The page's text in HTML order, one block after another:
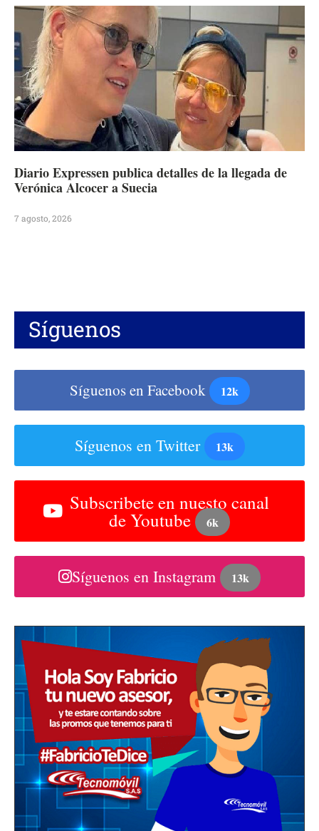
Diario Expressen publica detalles de la llegada de
Verónica Alcocer a Suecia
7 agosto, 2026
Síguenos
Síguenos en Facebook 12k
Síguenos en Twitter 13k
Subscribete en nuesto canal
de Youtube 6k
Síguenos en Instagram 13k